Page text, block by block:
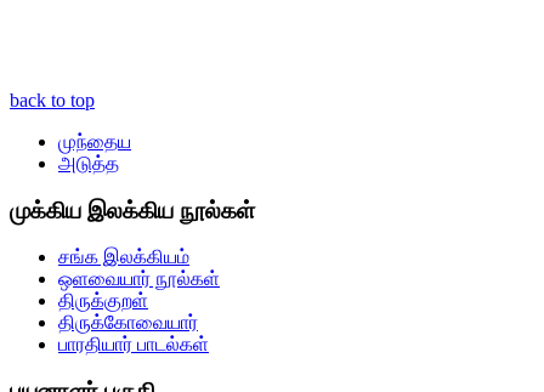
back to top
முந்தைய
அடுத்த
முக்கிய இலக்கிய நூல்கள்
சங்க இலக்கியம்
ஒளவையார் நூல்கள்
திருக்குறள்
திருக்கோவையார்
பாரதியார் பாடல்கள்